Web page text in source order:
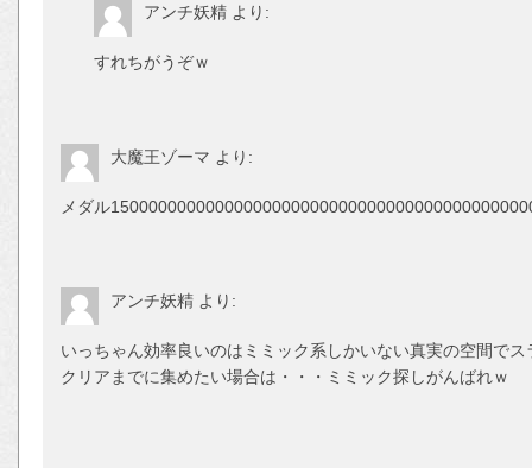
アンチ妖精 より:
すれちがうぞｗ
大魔王ゾーマ より:
メダル
アンチ妖精 より:
いっちゃん効率良いのはミミック系しかいない真実の空間で
クリアまでに集めたい場合は・・・ミミック探しがんばれｗ